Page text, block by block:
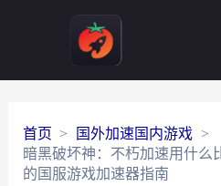
首页
国外加速国内游戏
暗黑破坏神：不朽加速用什么
的国服游戏加速器指南